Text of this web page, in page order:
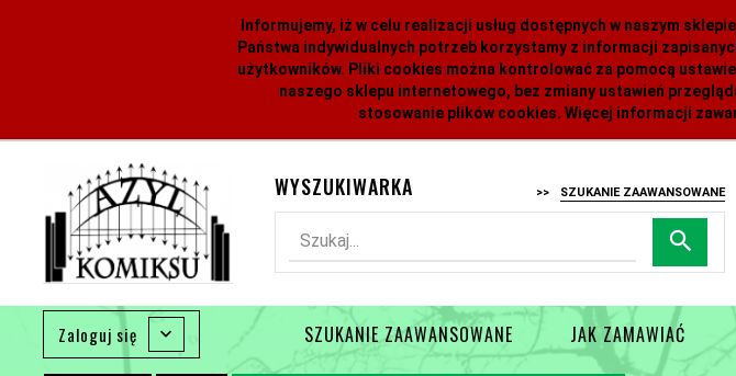
Informujemy, iż w celu realizacji usług dostępnych w naszym
Państwa indywidualnych potrzeb korzystamy z informacji
użytkowników. Pliki cookies można kontrolować za pomocą
naszego sklepu internetowego, bez zmiany ustawień
stosowanie plików cookies. Więcej informacji
WYSZUKIWARKA >> SZUKANIE ZAAWANSOWANE
Szukaj...
Zaloguj się SZUKANIE ZAAWANSOWANE JAK ZAMAWIAĆ